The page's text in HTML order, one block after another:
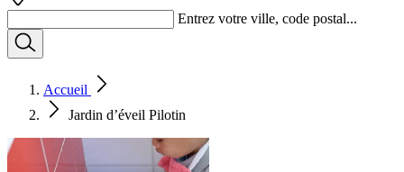
Entrez votre ville, code postal...
Accueil
Jardin d’éveil Pilotin